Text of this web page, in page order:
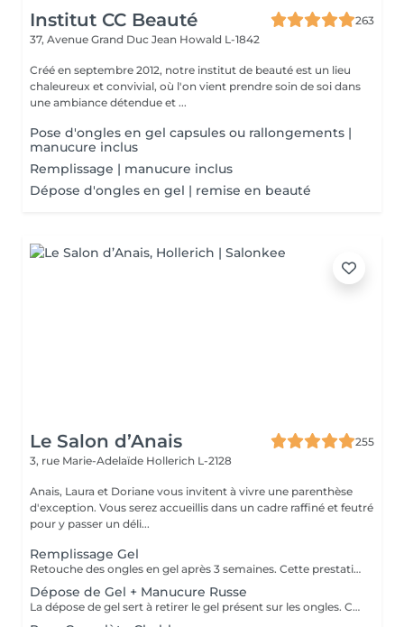
Institut CC Beauté
263
37, Avenue Grand Duc Jean Howald L-1842
Créé en septembre 2012, notre institut de beauté est un lieu
chaleureux et convivial, où l'on vient prendre soin de soi dans
une ambiance détendue et ...
Pose d'ongles en gel capsules ou rallongements |
manucure inclus
Remplissage | manucure inclus
Dépose d'ongles en gel | remise en beauté
Le Salon d’Anais
255
3, rue Marie-Adelaïde Hollerich L-2128
Anais, Laura et Doriane vous invitent à vivre une parenthèse
d'exception. Vous serez accueillis dans un cadre raffiné et feutré
pour y passer un déli...
Remplissage Gel
Retouche des ongles en gel après 3 semaines. Cette prestation va permettre d'entretenir les ongles en gel en ponçant la surface du gel et en remodelant l'ongle avec une nouvelle couche de gel et de couleur.
Dépose de Gel + Manucure Russe
La dépose de gel sert à retirer le gel présent sur les ongles. Cette prestation comprend le ponçage du gel et une manucure.